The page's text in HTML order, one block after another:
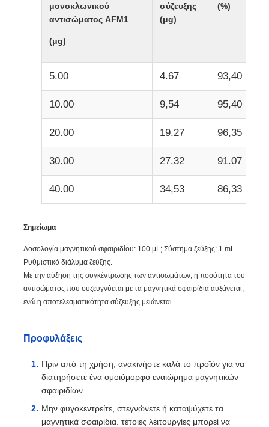
μονοκλωνικού
αντισώματος AFM1
(μg)
σύζευξης
(μg)
(%)
5.00 4.67 93,40
10.00 9,54 95,40
20.00 19.27 96,35
30.00 27.32 91.07
40.00 34,53 86,33
Σημείωμα
Δοσολογία μαγνητικού σφαιριδίου: 100 μL; Σύστημα ζεύξης: 1 mL
Ρυθμιστικό διάλυμα ζεύξης.
Με την αύξηση της συγκέντρωσης των αντισωμάτων, η ποσότητα του
αντισώματος που συζευγνύεται με τα μαγνητικά σφαιρίδια αυξάνεται,
ενώ η αποτελεσματικότητα σύζευξης μειώνεται.
Προφυλάξεις
Πριν από τη χρήση, ανακινήστε καλά το προϊόν για να
διατηρήσετε ένα ομοιόμορφο εναιώρημα μαγνητικών
σφαιριδίων.
Μην φυγοκεντρείτε, στεγνώνετε ή καταψύχετε τα
μαγνητικά σφαιρίδια. τέτοιες λειτουργίες μπορεί να